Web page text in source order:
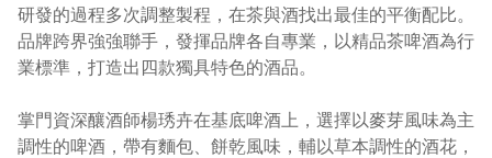
研發的過程多次調整製程，在茶與酒找出最佳的平衡配比。
品牌跨界強強聯手，發揮品牌各自專業，以精品茶啤酒為行
業標準，打造出四款獨具特色的酒品。
掌門資深釀酒師楊琇卉在基底啤酒上，選擇以麥芽風味為主
調性的啤酒，帶有麵包、餅乾風味，輔以草本調性的酒花，